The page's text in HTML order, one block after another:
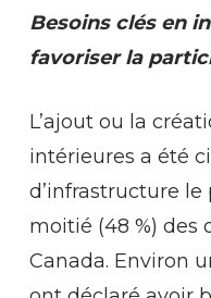
Besoins clés en
favoriser la
L’ajout ou la
intérieures a été
d’infrastructure le
moitié (48 %) des
Canada. Environ